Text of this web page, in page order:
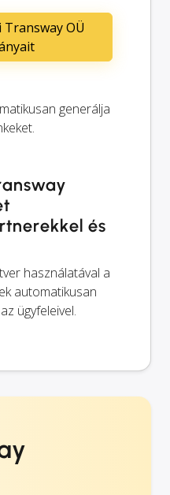
OÜ
generálja
és
használatával a
automatikusan
ügyfeleivel.